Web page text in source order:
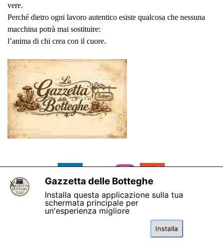
vere.
Perché dietro ogni lavoro autentico esiste qualcosa che nessuna
macchina potrà mai sostituire:
l’anima di chi crea con il cuore.
Gazzetta delle Botteghe
Installa questa applicazione sulla tua
schermata principale per
un'esperienza migliore
Installa
X